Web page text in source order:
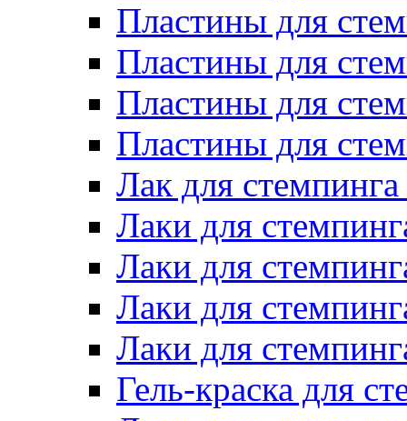
Пластины для
Пластины для
Пластины для
Пластины для
Лак для
Лаки для
Лаки для
Лаки для
Лаки для
Гель-краска для